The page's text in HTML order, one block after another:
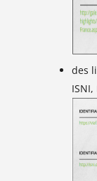
des
ISNI,